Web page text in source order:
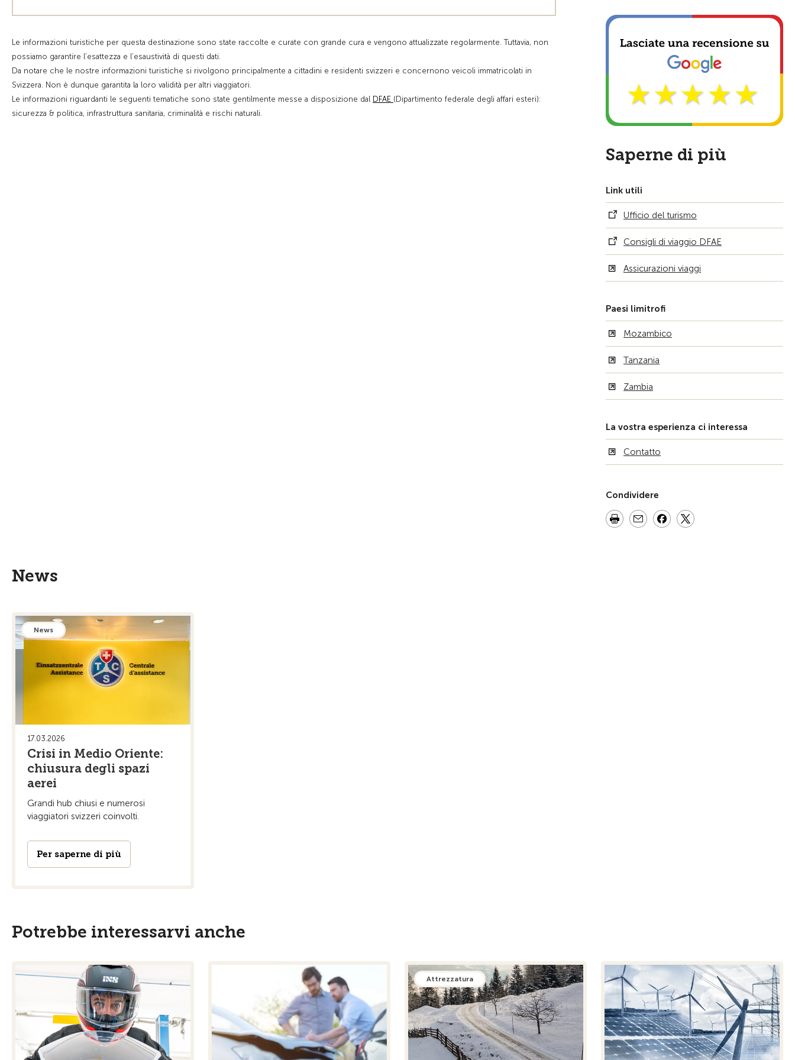
Le informazioni turistiche per questa destinazione sono state raccolte e curate con grande cura e vengono attualizzate regolarmente. Tuttavia, non
possiamo garantire l’esattezza e l’esaustività di questi dati.
Da notare che le nostre informazioni turistiche si rivolgono principalmente a cittadini e residenti svizzeri e concernono veicoli immatricolati in
Svizzera. Non è dunque garantita la loro validità per altri viaggiatori.
Le informazioni riguardanti le seguenti tematiche sono state gentilmente messe a disposizione dal DFAE (Dipartimento federale degli affari esteri):
sicurezza & politica, infrastruttura sanitaria, criminalità e rischi naturali.
Saperne di più
Link utili
Ufficio del turismo
Consigli di viaggio DFAE
Assicurazioni viaggi
Paesi limitrofi
Mozambico
Tanzania
Zambia
La vostra esperienza ci interessa
Contatto
Condividere
News
News
17.03.2026
Crisi in Medio Oriente:
chiusura degli spazi
aerei
Grandi hub chiusi e numerosi
viaggiatori svizzeri coinvolti.
Per saperne di più
Potrebbe interessarvi anche
Attrezzatura